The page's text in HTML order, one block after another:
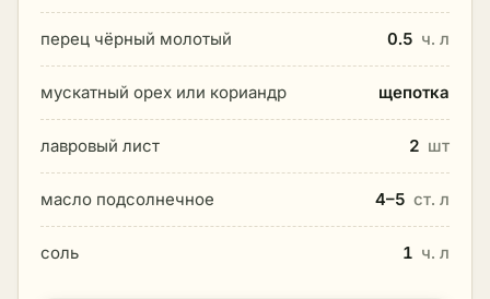
перец чёрный молотый 0.5 ч. л
мускатный орех или кориандр щепотка
лавровый лист 2 шт
масло подсолнечное 4–5 ст. л
соль 1 ч. л